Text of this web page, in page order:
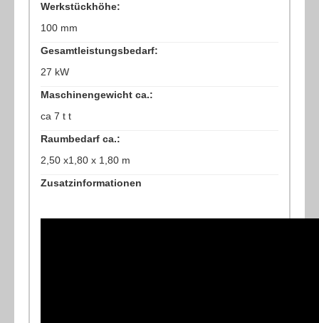
Werkstückhöhe:
100 mm
Gesamtleistungsbedarf:
27 kW
Maschinengewicht ca.:
ca 7 t t
Raumbedarf ca.:
2,50 x1,80 x 1,80 m
Zusatzinformationen